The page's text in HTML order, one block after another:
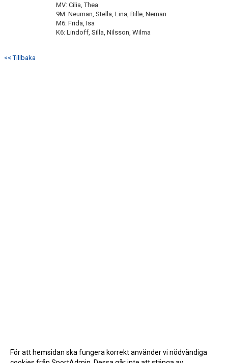
MV: Cilia, Thea
9M: Neuman, Stella, Lina, Bille, Neman
M6: Frida, Isa
K6: Lindoff, Silla, Nilsson, Wilma
<< Tillbaka
För att hemsidan ska fungera korrekt använder vi nödvändiga